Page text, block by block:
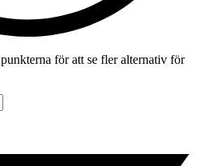
för att se fler alternativ för